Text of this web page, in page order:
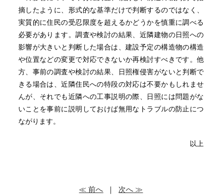
摘したように、形式的な基準だけで判断するのではなく、
実質的に住民の受忍限度を超えるかどうかを慎重に調べる
必要があります。調査や検討の結果、近隣建物の日照への
影響が大きいと判断した場合は、建設予定の構造物の構造
や位置などの変更で対応できないか再検討すべきです。他
方、事前の調査や検討の結果、日照権侵害がないと判断で
きる場合は、近隣住民への特段の対応は不要かもしれませ
んが、それでも近隣への工事説明の際、日照には問題がな
いことを事前に説明しておけば無用なトラブルの防止につ
ながります。
以上
≪ 前へ ｜ 次へ ≫